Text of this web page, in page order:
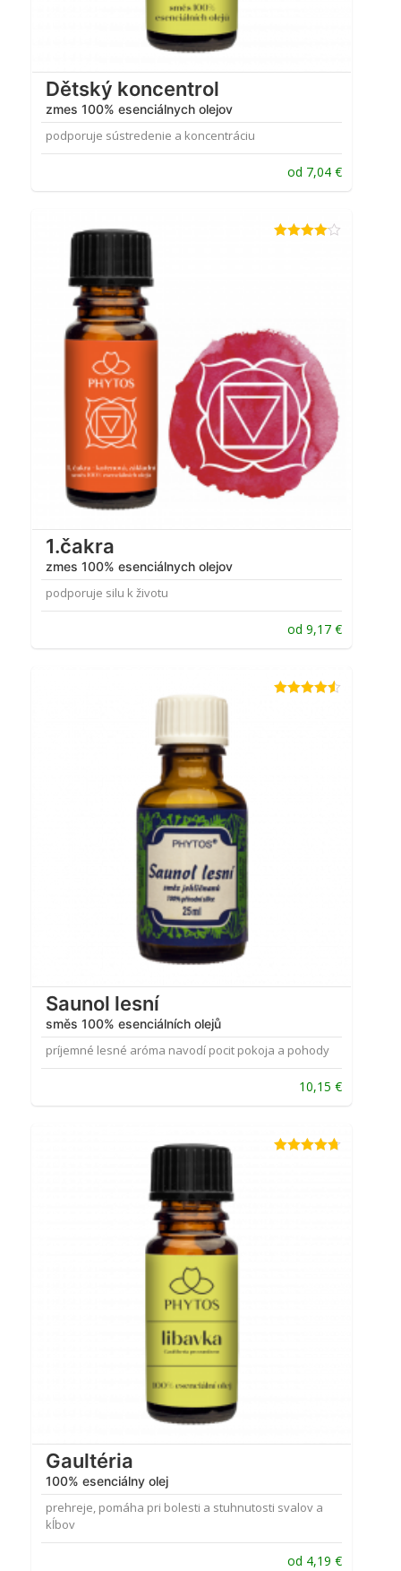
Dětský koncentrol
zmes 100% esenciálnych olejov
podporuje sústredenie a koncentráciu
od 7,04 €
1.čakra
zmes 100% esenciálnych olejov
podporuje silu k životu
od 9,17 €
Saunol lesní
směs 100% esenciálních olejů
príjemné lesné aróma navodí pocit pokoja a pohody
10,15 €
Gaultéria
100% esenciálny olej
prehreje, pomáha pri bolesti a stuhnutosti svalov a
kĺbov
od 4,19 €